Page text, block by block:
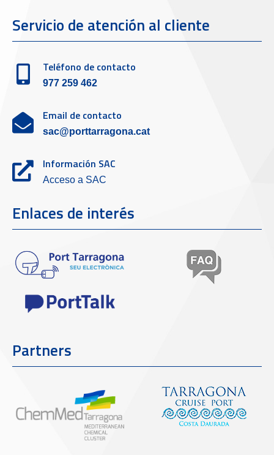
Servicio de atención al cliente
Teléfono de contacto
977 259 462
Email de contacto
sac@porttarragona.cat
Información SAC
Acceso a SAC
Enlaces de interés
Partners